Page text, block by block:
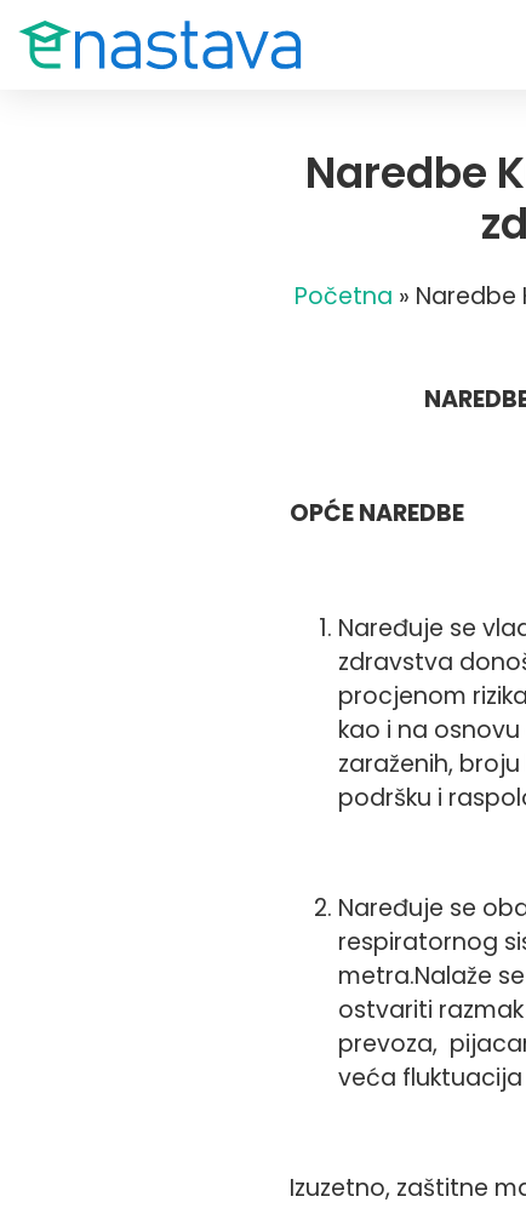
Naredbe
Početna » Naredbe
OPĆE NAREDBE
Naređuje se
zdravstva
procjenom
kao i na
zaraženih,
podršku i
Naređuje se
respiratornog
metra.Nalaže
ostvariti
prevoza,
veća
Izuzetno, zaštitne